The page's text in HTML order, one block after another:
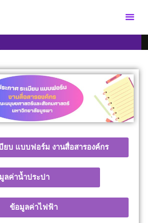
ยบ แบบฟอร์ม งานสื่อสารองค์กร
ลค่าน้ำประปา
ข้อมูลค่าไฟฟ้า